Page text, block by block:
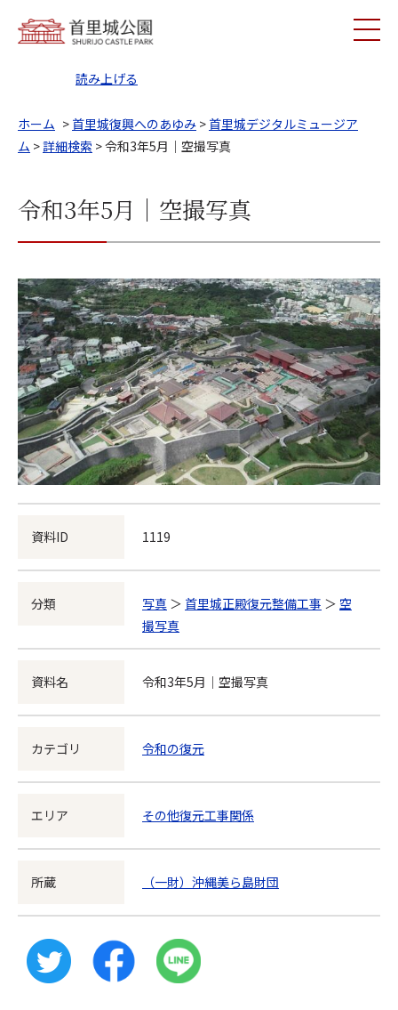
読み上げる
ホーム > 首里城復興へのあゆみ > 首里城デジタルミュージア
ム >詳細検索 > 令和3年5月｜空撮写真
令和3年5月｜空撮写真
資料ID 1119
分類 写真 ＞ 首里城正殿復元整備工事 ＞ 空
撮写真
資料名 令和3年5月｜空撮写真
カテゴリ 令和の復元
エリア その他復元工事関係
所蔵 （一財）沖縄美ら島財団